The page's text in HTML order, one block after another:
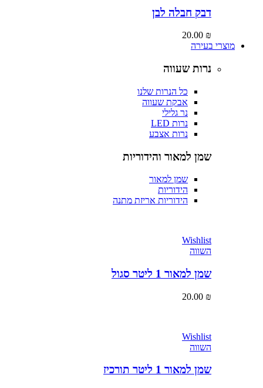
דבק חבלה לבן
20.00
מוצרי בעירה
נרות שעווה
כל הנרות שלנו
אבקת שעווה
נר גלילי
נרות LED
נרות אצבע
שמן למאור והידוריות
שמן למאור
הידוריות
הידוריות אריזת מתנה
Wishlist
שמן למאור 1 ליטר סגול
20.00
Wishlist
שמן למאור 1 ליטר תורכיז